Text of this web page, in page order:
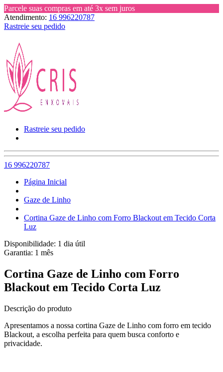
Parcele suas compras em até 3x sem juros
Atendimento: 16 996220787
Rastreie seu pedido
Rastreie seu pedido
16 996220787
Página Inicial
Gaze de Linho
Cortina Gaze de Linho com Forro Blackout em Tecido Corta
Luz
Disponibilidade: 1 dia útil
Garantia: 1 mês
Cortina Gaze de Linho com Forro
Blackout em Tecido Corta Luz
Descrição do produto
Apresentamos a nossa cortina Gaze de Linho com forro em tecido
Blackout, a escolha perfeita para quem busca conforto e
privacidade.